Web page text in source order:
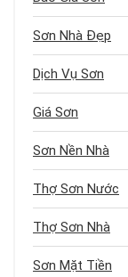
Sơn Nhà Đẹp
Dịch Vụ Sơn
Giá Sơn
Sơn Nền Nhà
Thợ Sơn Nước
Thợ Sơn Nhà
Sơn Mặt Tiền